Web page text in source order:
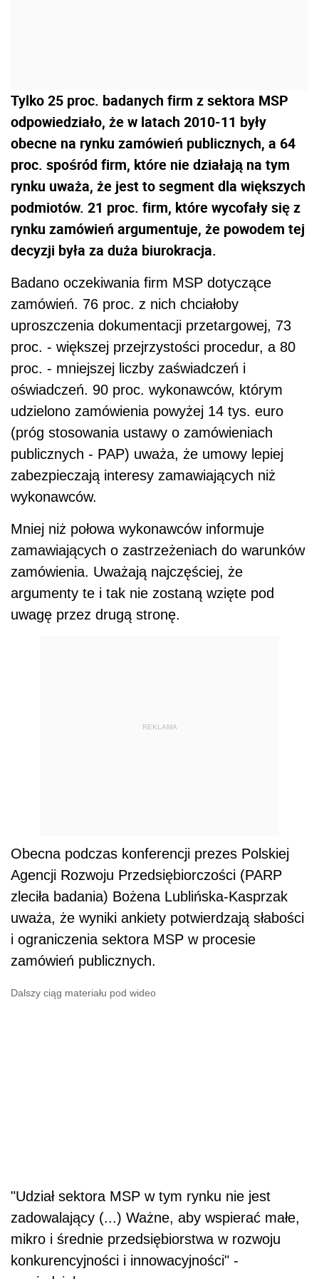
Tylko 25 proc. badanych firm z sektora MSP
odpowiedziało, że w latach 2010-11 były
obecne na rynku zamówień publicznych, a 64
proc. spośród firm, które nie działają na tym
rynku uważa, że jest to segment dla większych
podmiotów. 21 proc. firm, które wycofały się z
rynku zamówień argumentuje, że powodem tej
decyzji była za duża biurokracja.
Badano oczekiwania firm MSP dotyczące
zamówień. 76 proc. z nich chciałoby
uproszczenia dokumentacji przetargowej, 73
proc. - większej przejrzystości procedur, a 80
proc. - mniejszej liczby zaświadczeń i
oświadczeń. 90 proc. wykonawców, którym
udzielono zamówienia powyżej 14 tys. euro
(próg stosowania ustawy o zamówieniach
publicznych - PAP) uważa, że umowy lepiej
zabezpieczają interesy zamawiających niż
wykonawców.
Mniej niż połowa wykonawców informuje
zamawiających o zastrzeżeniach do warunków
zamówienia. Uważają najczęściej, że
argumenty te i tak nie zostaną wzięte pod
uwagę przez drugą stronę.
REKLAMA
Obecna podczas konferencji prezes Polskiej
Agencji Rozwoju Przedsiębiorczości (PARP
zleciła badania) Bożena Lublińska-Kasprzak
uważa, że wyniki ankiety potwierdzają słabości
i ograniczenia sektora MSP w procesie
zamówień publicznych.
Dalszy ciąg materiału pod wideo
"Udział sektora MSP w tym rynku nie jest
zadowalający (...) Ważne, aby wspierać małe,
mikro i średnie przedsiębiorstwa w rozwoju
konkurencyjności i innowacyjności" -